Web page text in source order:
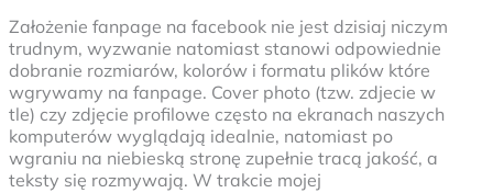
Założenie fanpage na facebook nie jest dzisiaj niczym
trudnym, wyzwanie natomiast stanowi odpowiednie
dobranie rozmiarów, kolorów i formatu plików które
wgrywamy na fanpage. Cover photo (tzw. zdjecie w
tle) czy zdjęcie profilowe często na ekranach naszych
komputerów wyglądają idealnie, natomiast po
wgraniu na niebieską stronę zupełnie tracą jakość, a
teksty się rozmywają. W trakcie mojej